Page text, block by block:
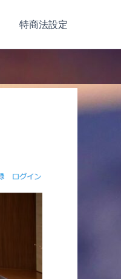
特商法設定